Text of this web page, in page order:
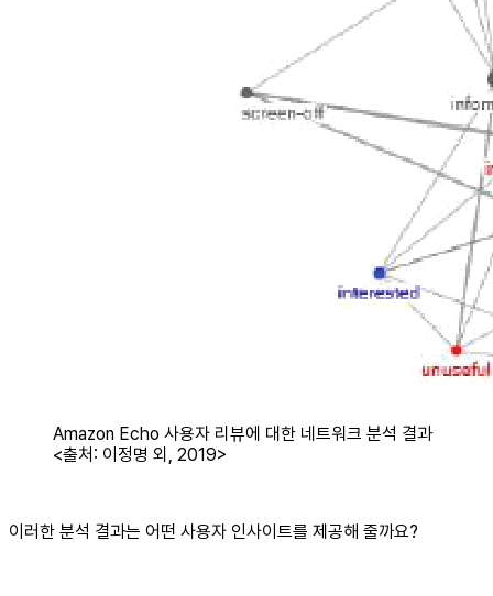
Amazon Echo 사용자 리뷰에 대한 네트워크 분석 결과
<출처: 이정명 외, 2019>
이러한 분석 결과는 어떤 사용자 인사이트를 제공해 줄까요?